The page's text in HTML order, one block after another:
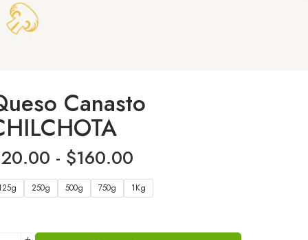
Canasto
20.00 - $160.00
250g 500g 750g 1Kg